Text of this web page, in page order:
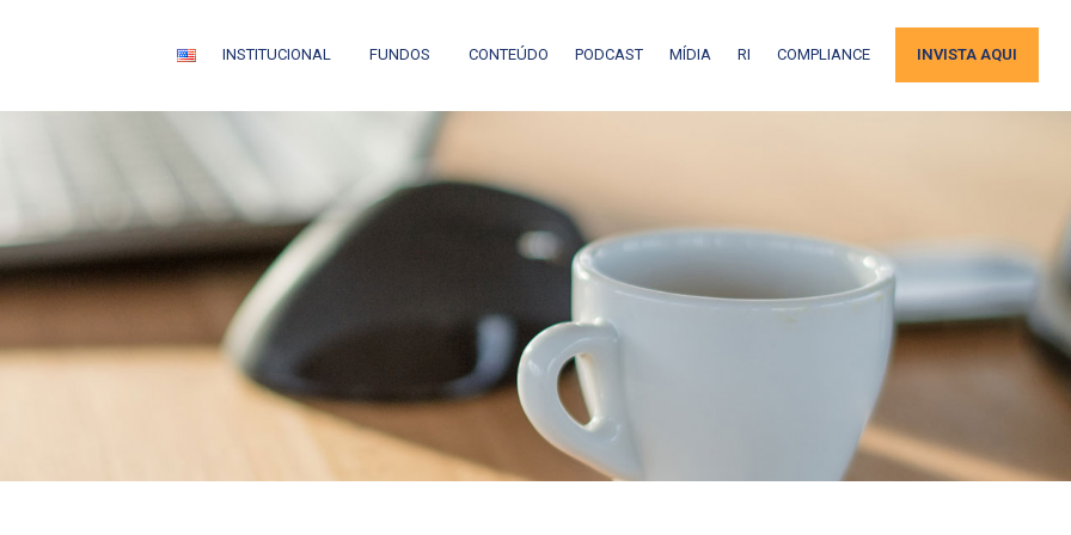
INSTITUCIONAL FUNDOS CONTEÚDO PODCAST MÍDIA RI COMPLIANCE INVISTA AQUI